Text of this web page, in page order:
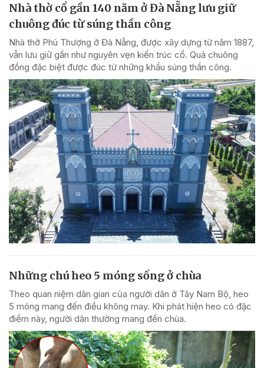
Nhà thờ cổ gần 140 năm ở Đà Nẵng lưu giữ
chuông đúc từ súng thần công
Nhà thờ Phú Thượng ở Đà Nẵng, được xây dựng từ năm 1887,
vẫn lưu giữ gần như nguyên vẹn kiến trúc cổ. Quả chuông
đồng đặc biệt được đúc từ những khẩu súng thần công.
Những chú heo 5 móng sống ở chùa
Theo quan niệm dân gian của người dân ở Tây Nam Bộ, heo
5 móng mang đến điều không may. Khi phát hiện heo có đặc
điểm này, người dân thường mang đến chùa.